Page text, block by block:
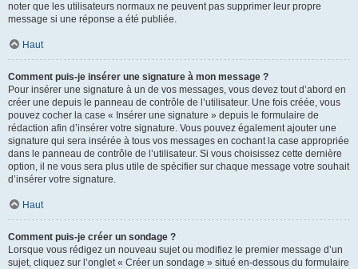
noter que les utilisateurs normaux ne peuvent pas supprimer leur propre
message si une réponse a été publiée.
Haut
Comment puis-je insérer une signature à mon message ?
Pour insérer une signature à un de vos messages, vous devez tout d’abord en
créer une depuis le panneau de contrôle de l’utilisateur. Une fois créée, vous
pouvez cocher la case « Insérer une signature » depuis le formulaire de
rédaction afin d’insérer votre signature. Vous pouvez également ajouter une
signature qui sera insérée à tous vos messages en cochant la case appropriée
dans le panneau de contrôle de l’utilisateur. Si vous choisissez cette dernière
option, il ne vous sera plus utile de spécifier sur chaque message votre souhait
d’insérer votre signature.
Haut
Comment puis-je créer un sondage ?
Lorsque vous rédigez un nouveau sujet ou modifiez le premier message d’un
sujet, cliquez sur l’onglet « Créer un sondage » situé en-dessous du formulaire